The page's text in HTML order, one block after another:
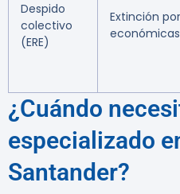
Despido
colectivo
(ERE)
Extinción
¿Cuándo
especializado
Santander?